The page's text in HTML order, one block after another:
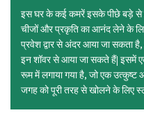
इस घर के कई कमरें इसके पीछे बड़े से
चीजों और प्रकृति का आनंद लेने के
प्रवेश द्वार से अंदर आया जा सकता
इन शॉवर से आया जा सकते हैं| इसमें
रूम में लगाया गया है, जो एक
जगह को पूरी तरह से खोलने के लिए